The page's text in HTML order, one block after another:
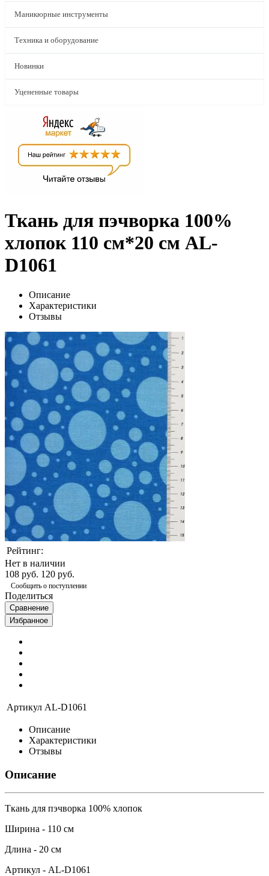
Маникюрные инструменты
Техника и оборудование
Новинки
Уцененные товары
Ткань для пэчворка 100%
хлопок 110 см*20 см AL-
D1061
Описание
Характеристики
Отзывы
Рейтинг:
Нет в наличии
108 руб. 120 руб.
Сообщить о поступлении
Поделиться
Сравнение
Избранное
Артикул AL-D1061
Описание
Характеристики
Отзывы
Описание
Ткань для пэчворка 100% хлопок
Ширина - 110 см
Длина - 20 см
Артикул - AL-D1061